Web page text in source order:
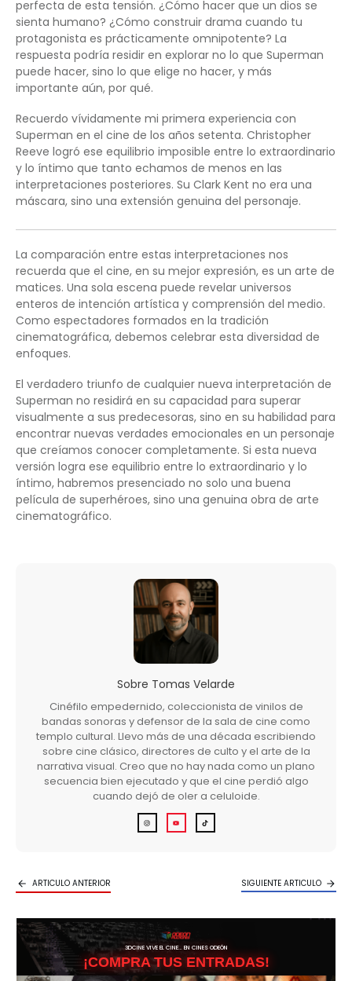
perfecta de esta tensión. ¿Cómo hacer que un dios se
sienta humano? ¿Cómo construir drama cuando tu
protagonista es prácticamente omnipotente? La
respuesta podría residir en explorar no lo que Superman
puede hacer, sino lo que elige no hacer, y más
importante aún, por qué.
Recuerdo vívidamente mi primera experiencia con
Superman en el cine de los años setenta. Christopher
Reeve logró ese equilibrio imposible entre lo extraordinario
y lo íntimo que tanto echamos de menos en las
interpretaciones posteriores. Su Clark Kent no era una
máscara, sino una extensión genuina del personaje.
La comparación entre estas interpretaciones nos
recuerda que el cine, en su mejor expresión, es un arte de
matices. Una sola escena puede revelar universos
enteros de intención artística y comprensión del medio.
Como espectadores formados en la tradición
cinematográfica, debemos celebrar esta diversidad de
enfoques.
El verdadero triunfo de cualquier nueva interpretación de
Superman no residirá en su capacidad para superar
visualmente a sus predecesoras, sino en su habilidad para
encontrar nuevas verdades emocionales en un personaje
que creíamos conocer completamente. Si esta nueva
versión logra ese equilibrio entre lo extraordinario y lo
íntimo, habremos presenciado no solo una buena
película de superhéroes, sino una genuina obra de arte
cinematográfico.
Sobre Tomas Velarde
Cinéfilo empedernido, coleccionista de vinilos de
bandas sonoras y defensor de la sala de cine como
templo cultural. Llevo más de una década escribiendo
sobre cine clásico, directores de culto y el arte de la
narrativa visual. Creo que no hay nada como un plano
secuencia bien ejecutado y que el cine perdió algo
cuando dejó de oler a celuloide.
ARTICULO ANTERIOR SIGUIENTE ARTICULO
3DCINE VIVE EL CINE… EN CINES ODEÓN
¡COMPRA TUS ENTRADAS!